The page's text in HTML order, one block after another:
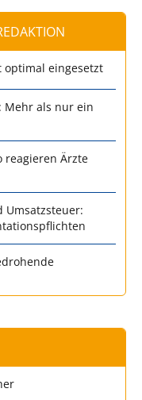
eingesetzt
Mehr als nur ein
reagieren Ärzte
Umsatzsteuer: